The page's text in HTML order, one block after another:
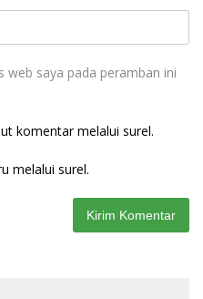
web saya pada peramban ini
komentar melalui surel.
melalui surel.